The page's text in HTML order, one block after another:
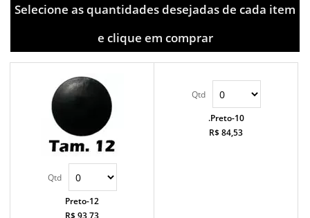
Selecione as quantidades desejadas de cada item
e clique em comprar
Preto-12
R$ 93,73
.Preto-10
R$ 84,53